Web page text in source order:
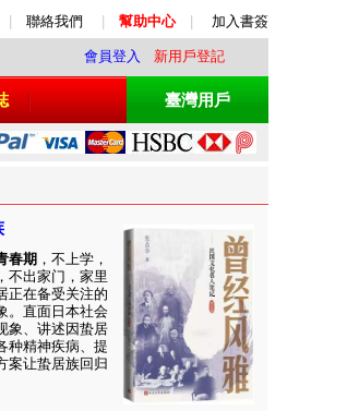
聯絡我們 幫助中心 加入書簽
會員登入 新用戶登記
臺灣用戶
春期 ，不上学，
不出家门，家里
正在备受关注的
。直面日本社会
象、讲述因蛰居
种精神疾病、提
案让蛰居族回归